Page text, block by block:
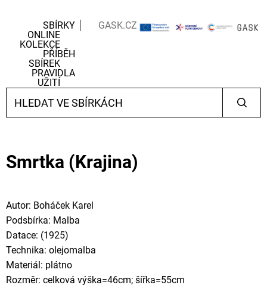
SBÍRKY
ONLINE
KOLEKCE
PŘÍBĚH
SBÍREK
PRAVIDLA
UŽITÍ
GASK.CZ
Smrtka (Krajina)
Autor: Boháček Karel
Podsbírka: Malba
Datace: (1925)
Technika: olejomalba
Materiál: plátno
Rozměr: celková výška=46cm; šířka=55cm